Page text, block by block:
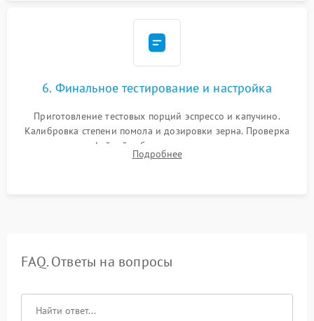
6. Финальное тестирование и настройка
Приготовление тестовых порций эспрессо и капучино.
Калибровка степени помола и дозировки зерна. Проверка
плотности кофейной таблетки, температуры напитка и
качества молочной пены. Контроль отсутствия посторонних
Подробнее
FAQ. Ответы на вопросы